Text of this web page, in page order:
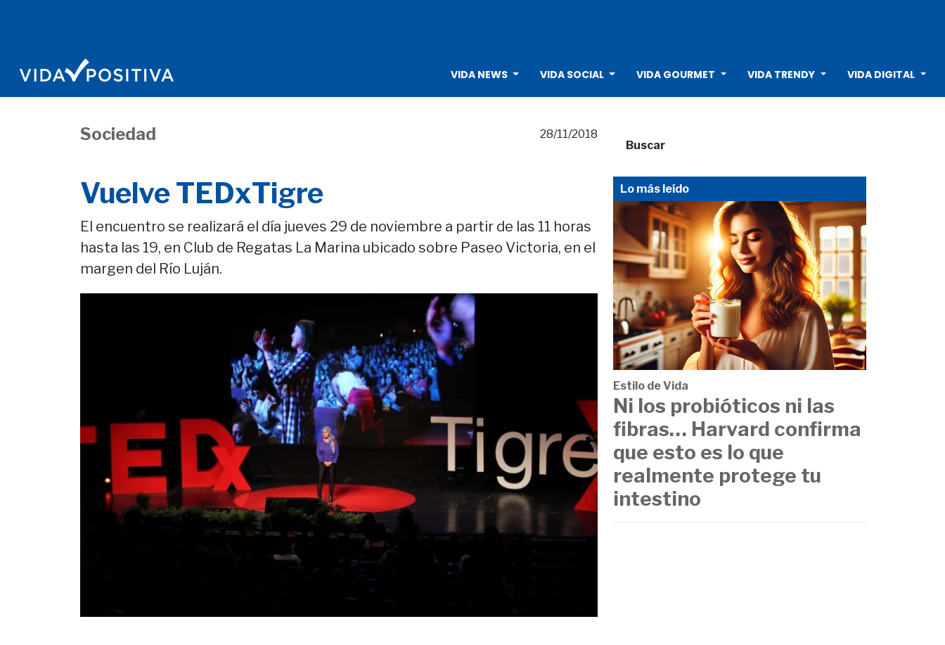
VIDA NEWS VIDA SOCIAL VIDA GOURMET VIDA TRENDY VIDA DIGITAL
Sociedad 28/11/2018
Vuelve TEDxTigre
El encuentro se realizará el día jueves 29 de noviembre a partir de las 11 horas
hasta las 19, en Club de Regatas La Marina ubicado sobre Paseo Victoria, en el
margen del Río Luján.
Buscar
Lo más leído
Estilo de Vida
Ni los probióticos ni las
fibras… Harvard confirma
que esto es lo que
realmente protege tu
intestino